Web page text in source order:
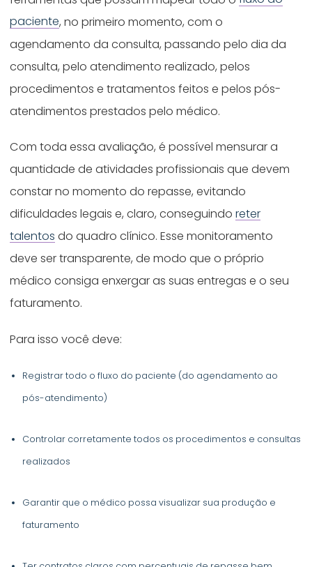
paciente, no primeiro momento, com o
agendamento da consulta, passando pelo dia da
consulta, pelo atendimento realizado, pelos
procedimentos e tratamentos feitos e pelos pós-
atendimentos prestados pelo médico.
Com toda essa avaliação, é possível mensurar a
quantidade de atividades profissionais que devem
constar no momento do repasse, evitando
dificuldades legais e, claro, conseguindoreter
talentos do quadro clínico. Esse monitoramento
deve ser transparente, de modo que o próprio
médico consiga enxergar as suas entregas e o seu
faturamento.
Para isso você deve:
Registrar todo o fluxo do paciente (do agendamento ao
pós-atendimento)
Controlar corretamente todos os procedimentos e consultas
realizados
Garantir que o médico possa visualizar sua produção e
faturamento